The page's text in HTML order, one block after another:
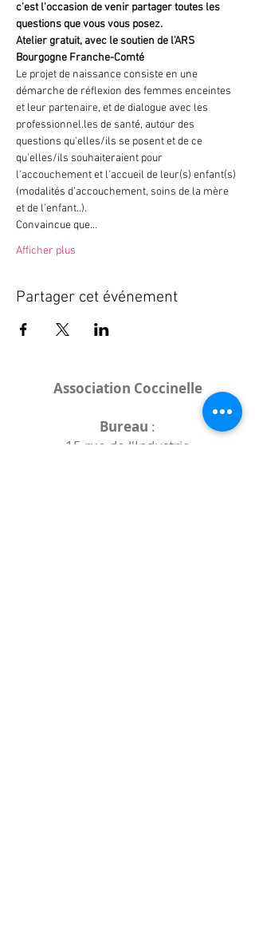
c'est l'occasion de venir partager toutes les
questions que vous vous posez.
Atelier gratuit, avec le soutien de l'ARS
Bourgogne Franche-Comté
Le projet de naissance consiste en une
démarche de réflexion des femmes enceintes
et leur partenaire, et de dialogue avec les
professionnel.les de santé, autour des
questions qu'elles/ils se posent et de ce
qu'elles/ils souhaiteraient pour
l'accouchement et l'accueil de leur(s) enfant(s)
(modalités d’accouchement, soins de la mère
et de l’enfant..).
Convaincue que…
Afficher plus
Partager cet événement
Association Coccinelle
Bureau :
15 rue de l'Industrie